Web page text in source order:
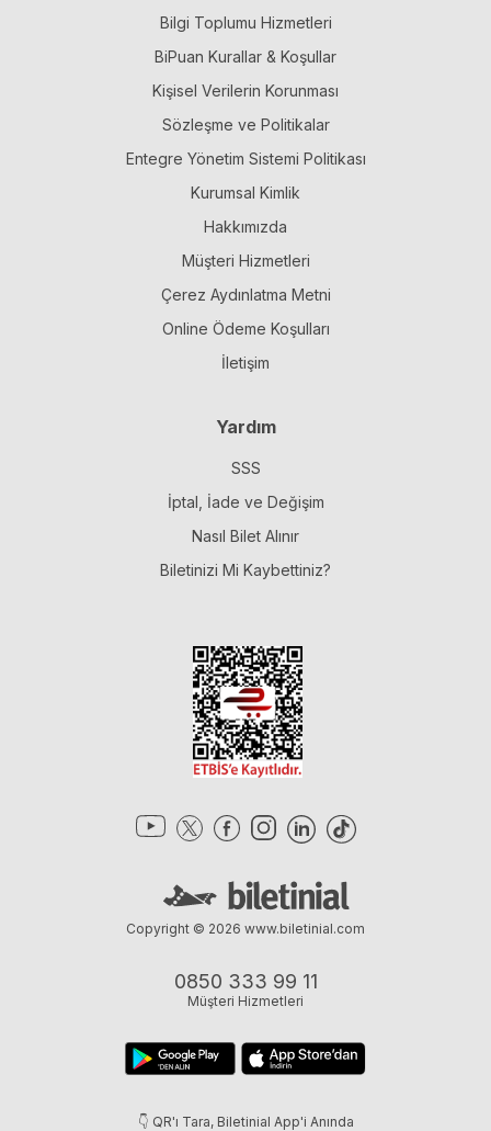
Bilgi Toplumu Hizmetleri
BiPuan Kurallar & Koşullar
Kişisel Verilerin Korunması
Sözleşme ve Politikalar
Entegre Yönetim Sistemi Politikası
Kurumsal Kimlik
Hakkımızda
Müşteri Hizmetleri
Çerez Aydınlatma Metni
Online Ödeme Koşulları
İletişim
Yardım
SSS
İptal, İade ve Değişim
Nasıl Bilet Alınır
Biletinizi Mi Kaybettiniz?
0850 333 99 11
Müşteri Hizmetleri
👇 QR'ı Tara, Biletinial App'i Anında
Copyright © 2026 www.biletinial.com